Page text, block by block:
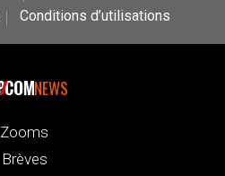
Conditions d’utilisations
NEWS
Zooms
Brèves